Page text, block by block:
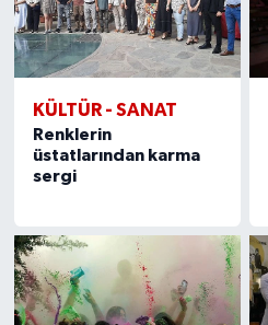
KÜLTÜR - SANAT
Renklerin
üstatlarından karma
sergi